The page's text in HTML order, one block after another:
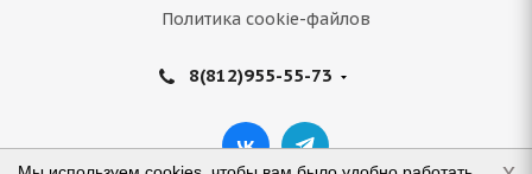
Политика cookie-файлов
8(812)955-55-73